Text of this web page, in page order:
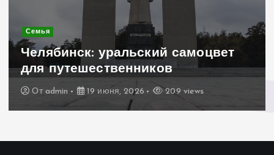
Современное строительство
Керамогранит «под дерево»:
стильное и практичное решение
для дачного домика
От admin 19 июня, 2026 199 views